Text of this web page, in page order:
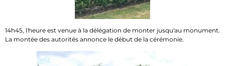
14h45, l'heure est venue à la délégation de monter jusqu'au monument.
La montée des autorités annonce le début de la cérémonie.